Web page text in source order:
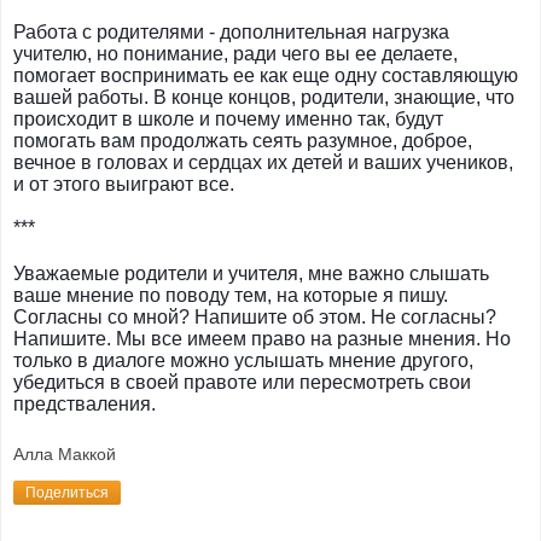
Работа с родителями - дополнительная нагрузка
учителю, но понимание, ради чего вы ее делаете,
помогает воспринимать ее как еще одну составляющую
вашей работы. В конце концов, родители, знающие, что
происходит в школе и почему именно так, будут
помогать вам продолжать сеять разумное, доброе,
вечное в головах и сердцах их детей и ваших учеников,
и от этого выиграют все.
***
Уважаемые родители и учителя, мне важно слышать
ваше мнение по поводу тем, на которые я пишу.
Согласны со мной? Напишите об этом. Не согласны?
Напишите. Мы все имеем право на разные мнения. Но
только в диалоге можно услышать мнение другого,
убедиться в своей правоте или пересмотреть свои
предстваления.
Алла Маккой
Поделиться